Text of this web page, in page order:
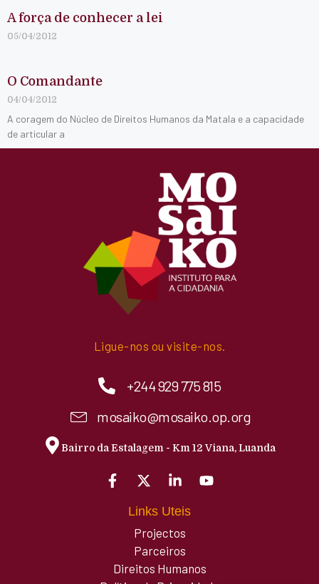
A força de conhecer a lei
05/04/2012
O Comandante
04/04/2012
A coragem do Núcleo de Direitos Humanos da Matala e a capacidade
de articular a
Ligue-nos ou visite-nos.
+244 929 775 815
mosaiko@mosaiko.op.org
Bairro da Estalagem - Km 12 Viana, Luanda
Links Uteis
Projectos
Parceiros
Direitos Humanos